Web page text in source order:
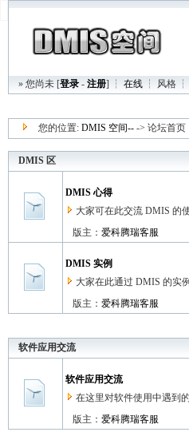
» 您尚未 [登录 - 注册] ┆ 在线 ┆ 风格 ┆
您的位置: DMIS 空间-- -> 论坛首页
DMIS 区
DMIS 心得
大家可在此交流 DMIS 的
版主： 爱科腾瑞客服
DMIS 实例
大家在此通过 DMIS 的实
版主： 爱科腾瑞客服
软件应用交流
软件应用交流
在这里对软件使用中遇到
版主： 爱科腾瑞客服